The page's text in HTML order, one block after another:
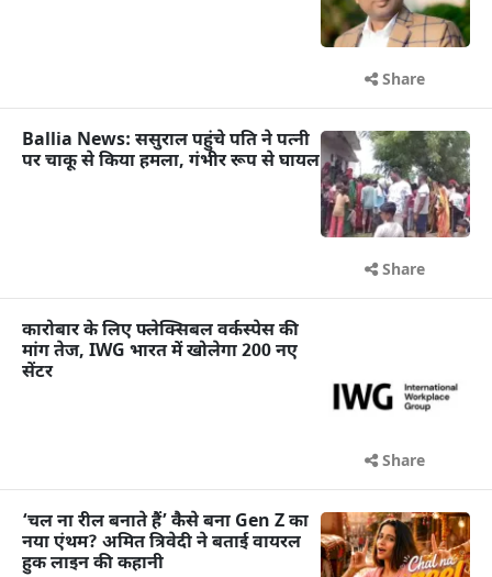
Share
Ballia News: ससुराल पहुंचे पति ने पत्नी
पर चाकू से किया हमला, गंभीर रूप से घायल
Share
कारोबार के लिए फ्लेक्सिबल वर्कस्पेस की
मांग तेज, IWG भारत में खोलेगा 200 नए
सेंटर
Share
‘चल ना रील बनाते हैं’ कैसे बना Gen Z का
नया एंथम? अमित त्रिवेदी ने बताई वायरल
हुक लाइन की कहानी